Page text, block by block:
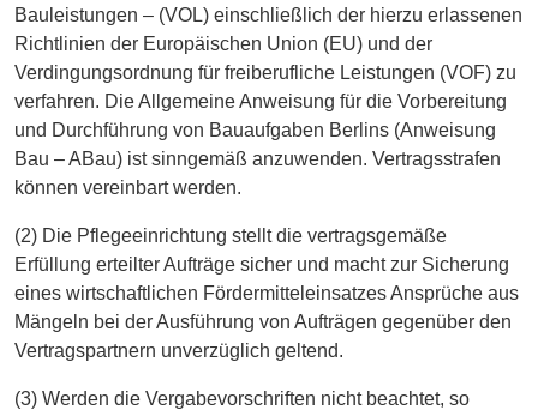
Bauleistungen – (VOL) einschließlich der hierzu erlassenen
Richtlinien der Europäischen Union (EU) und der
Verdingungsordnung für freiberufliche Leistungen (VOF) zu
verfahren. Die Allgemeine Anweisung für die Vorbereitung
und Durchführung von Bauaufgaben Berlins (Anweisung
Bau – ABau) ist sinngemäß anzuwenden. Vertragsstrafen
können vereinbart werden.
(2) Die Pflegeeinrichtung stellt die vertragsgemäße
Erfüllung erteilter Aufträge sicher und macht zur Sicherung
eines wirtschaftlichen Fördermitteleinsatzes Ansprüche aus
Mängeln bei der Ausführung von Aufträgen gegenüber den
Vertragspartnern unverzüglich geltend.
(3) Werden die Vergabevorschriften nicht beachtet, so